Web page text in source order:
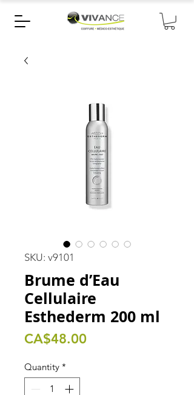
SKU: v9101
Brume d’Eau
Cellulaire
Esthederm 200 ml
CA$48.00Price
Quantity *